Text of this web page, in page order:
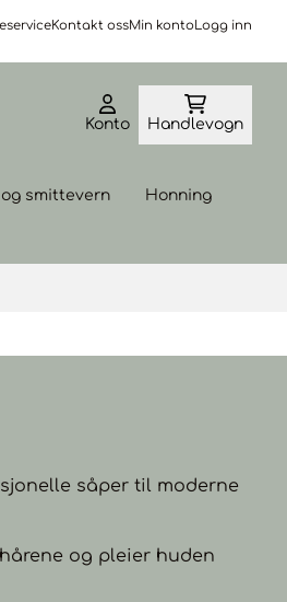
Kontakt ossMin kontoLogg inn
Konto Handlevogn
smittevern Honning
såper til moderne
og pleier huden